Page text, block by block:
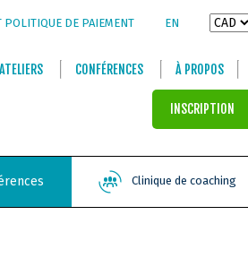
POLITIQUE DE PAIEMENT EN
ATELIERS CONFÉRENCES À PROPOS
INSCRIPTION
Clinique de coaching